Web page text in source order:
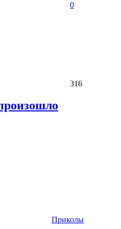
0
316
Приколы